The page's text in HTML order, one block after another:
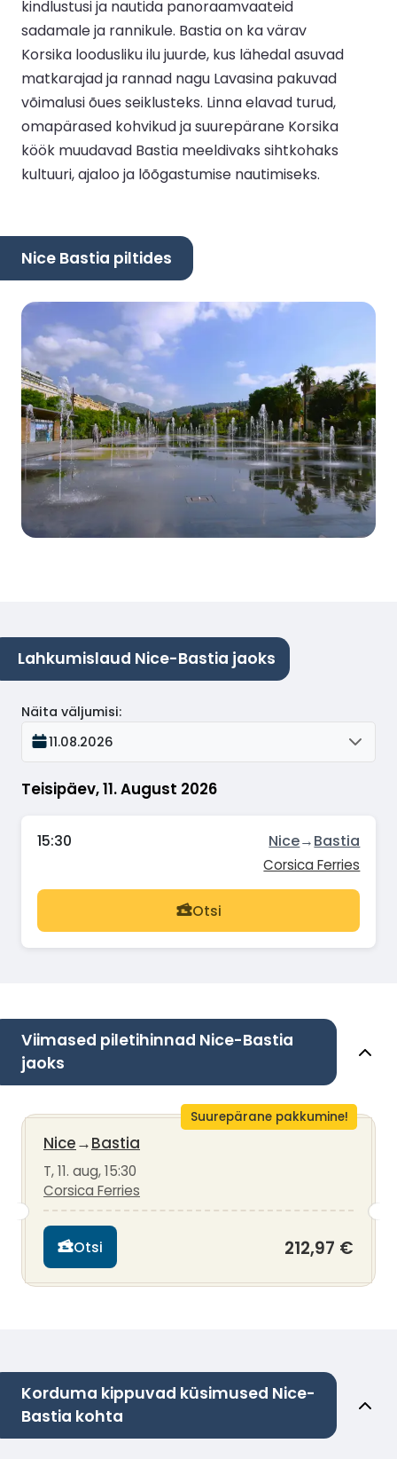
kindlustusi ja nautida panoraamvaateid
sadamale ja rannikule. Bastia on ka värav
Korsika loodusliku ilu juurde, kus lähedal asuvad
matkarajad ja rannad nagu Lavasina pakuvad
võimalusi õues seiklusteks. Linna elavad turud,
omapärased kohvikud ja suurepärane Korsika
köök muudavad Bastia meeldivaks sihtkohaks
kultuuri, ajaloo ja lõõgastumise nautimiseks.
Nice Bastia piltides
Lahkumislaud Nice-Bastia jaoks
Teisipäev, 11. August 2026
Näita väljumisi:
11.08.2026
15:30 Nice→Bastia
Corsica Ferries
Otsi
Viimased piletihinnad Nice-Bastia
jaoks
Suurepärane pakkumine!
Nice→Bastia
T, 11. aug, 15:30
Corsica Ferries
Otsi 212,97 €
Korduma kippuvad küsimused Nice-
Bastia kohta